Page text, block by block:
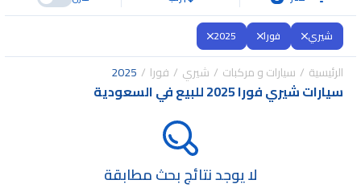
شيري فورا 2025
الرئيسية سيارات و مركبات شيري فورا 2025
سيارات شيري فورا 2025 للبيع في السعودية
لا يوجد نتائج بحث مطابقة